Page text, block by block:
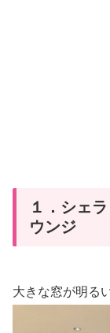
１．シェ
ウンジ
大きな窓が明る